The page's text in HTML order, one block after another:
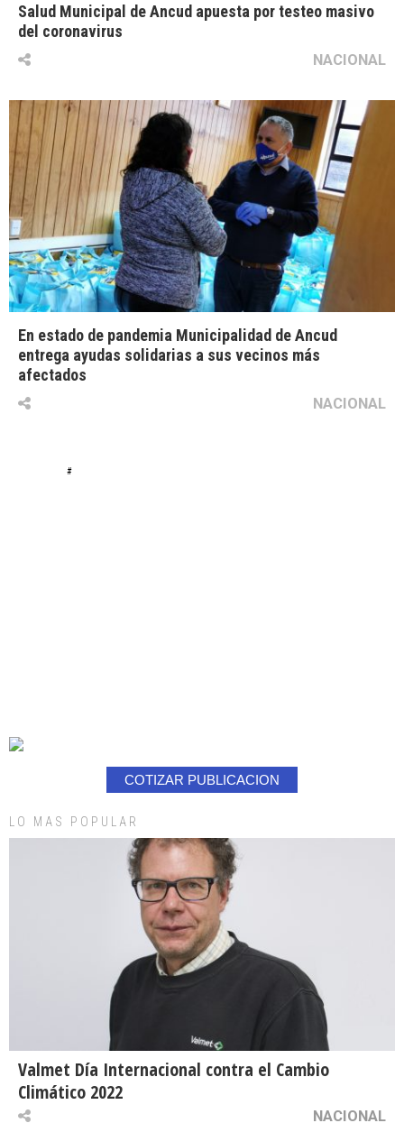
Salud Municipal de Ancud apuesta por testeo masivo
del coronavirus
NACIONAL
En estado de pandemia Municipalidad de Ancud
entrega ayudas solidarias a sus vecinos más
afectados
NACIONAL
#
COTIZAR PUBLICACION
LO MAS POPULAR
Valmet Día Internacional contra el Cambio
Climático 2022
NACIONAL